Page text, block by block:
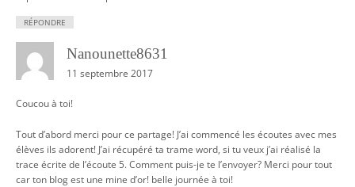
RÉPONDRE
Nanounette8631
11 septembre 2017
Coucou à toi!
Tout d’abord merci pour ce partage! J’ai commencé les écoutes avec mes
élèves ils adorent! J’ai récupéré ta trame word, si tu veux j’ai réalisé la
trace écrite de l’écoute 5. Comment puis-je te l’envoyer? Merci pour tout
car ton blog est une mine d’or! belle journée à toi!